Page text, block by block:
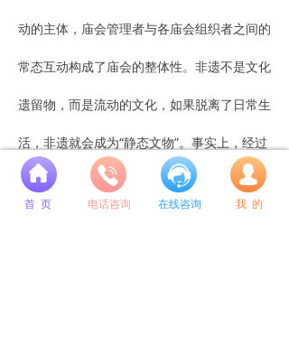
动的主体，庙会管理者与各庙会组织者之间的
常态互动构成了庙会的整体性。非遗不是文化
遗留物，而是流动的文化，如果脱离了日常生
活，非遗就会成为“静态文物”。事实上，经过
十余年的非遗保护实践，我国创新了许多办
넙
首 页 电话咨询 在线咨询 我 的